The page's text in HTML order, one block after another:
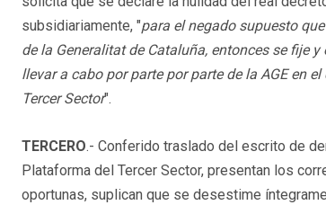
subsidiariamente, "para el negado supuesto
de la Generalitat de Cataluña, entonces se fije
llevar a cabo por parte por parte de la AGE en
Tercer Sector".
TERCERO.- Conferido traslado del escrito de
Plataforma del Tercer Sector, presentan los
oportunas, suplican que se desestime